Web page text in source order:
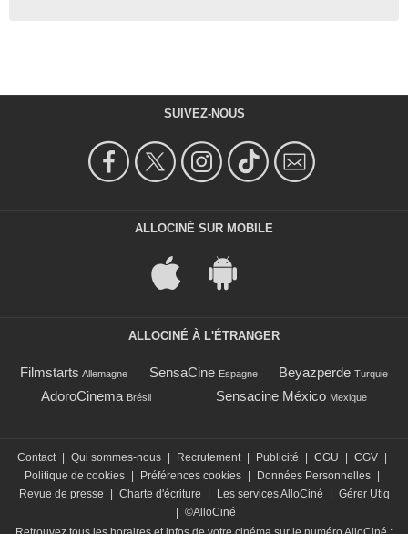
SUIVEZ-NOUS
ALLOCINÉ SUR MOBILE
ALLOCINÉ À L'ÉTRANGER
Filmstarts Allemagne SensaCine Espagne Beyazperde Turquie
AdoroCinema Brésil Sensacine México Mexique
Contact | Qui sommes-nous | Recrutement | Publicité | CGU | CGV |
Politique de cookies | Préférences cookies | Données Personnelles |
Revue de presse
| Charte d'écriture | Les services AlloCiné | Gérer Utiq
| ©AlloCiné